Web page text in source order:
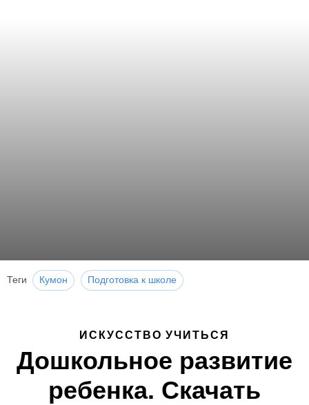
Теги Кумон Подготовка к школе
ИСКУССТВО УЧИТЬСЯ
Дошкольное развитие
ребенка. Скачать